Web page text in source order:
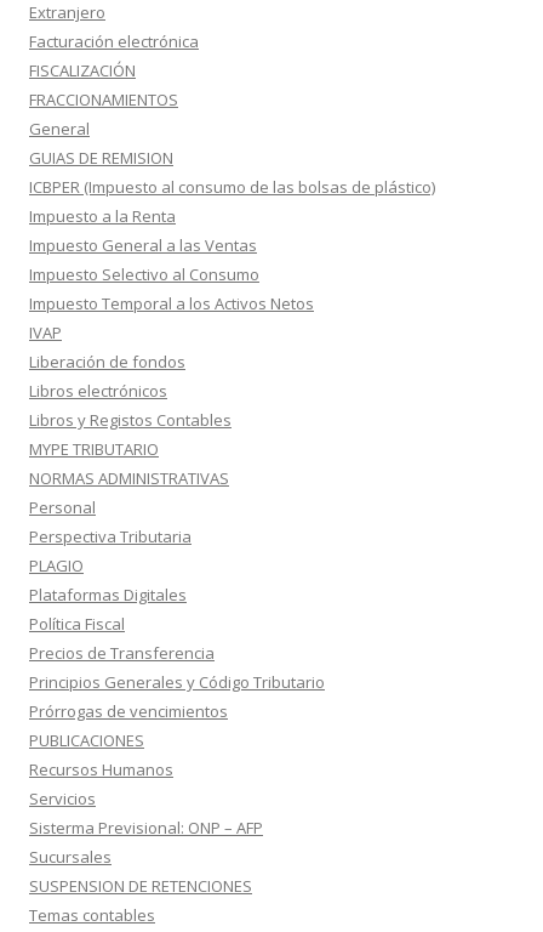
Extranjero
Facturación electrónica
FISCALIZACIÓN
FRACCIONAMIENTOS
General
GUIAS DE REMISION
ICBPER (Impuesto al consumo de las bolsas de plástico)
Impuesto a la Renta
Impuesto General a las Ventas
Impuesto Selectivo al Consumo
Impuesto Temporal a los Activos Netos
IVAP
Liberación de fondos
Libros electrónicos
Libros y Registos Contables
MYPE TRIBUTARIO
NORMAS ADMINISTRATIVAS
Personal
Perspectiva Tributaria
PLAGIO
Plataformas Digitales
Política Fiscal
Precios de Transferencia
Principios Generales y Código Tributario
Prórrogas de vencimientos
PUBLICACIONES
Recursos Humanos
Servicios
Sisterma Previsional: ONP – AFP
Sucursales
SUSPENSION DE RETENCIONES
Temas contables